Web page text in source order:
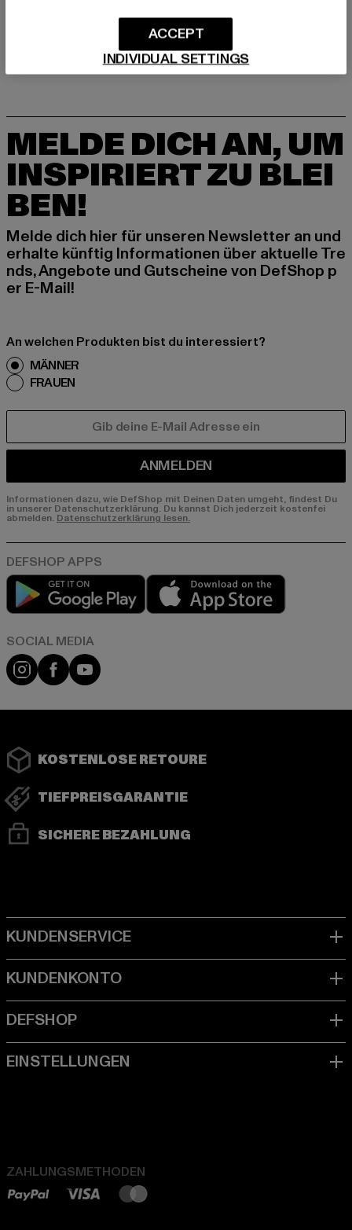
MELDE DICH AN, UM
INSPIRIERT ZU BLEI
BEN!
Melde dich hier für unseren Newsletter an und
erhalte künftig Informationen über aktuelle Tre
nds, Angebote und Gutscheine von DefShop p
er E-Mail!
An welchen Produkten bist du interessiert?
MÄNNER
FRAUEN
ANMELDEN
Informationen dazu, wie DefShop mit Deinen Daten umgeht, findest Du
in unserer Datenschutzerklärung. Du kannst Dich jederzeit kostenfei
abmelden. Datenschutzerklärung lesen.
Play market
Instagram
FacebookYouTube
KOSTENLOSE RETOURE
TIEFPREISGARANTIE
SICHERE BEZAHLUNG
ZAHLUNGSMETHODEN
INDIVIDUAL SETTINGS
ACCEPT